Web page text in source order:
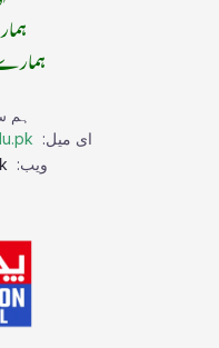
ہم
ای میل:
ویب: